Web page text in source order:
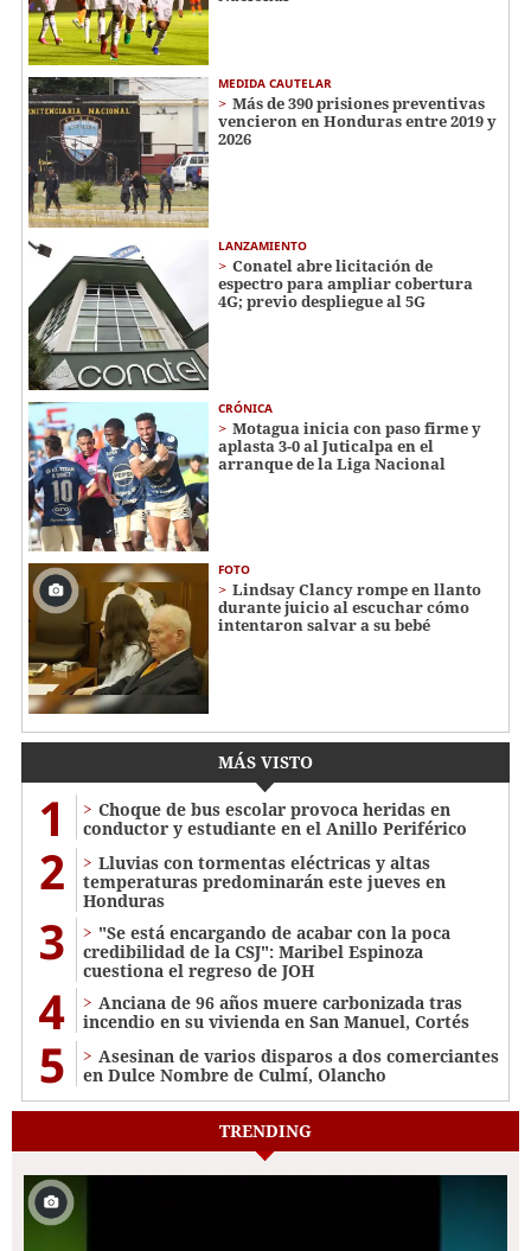
MEDIDA CAUTELAR
Más de 390 prisiones preventivas
vencieron en Honduras entre 2019 y
2026
LANZAMIENTO
Conatel abre licitación de
espectro para ampliar cobertura
4G; previo despliegue al 5G
CRÓNICA
Motagua inicia con paso firme y
aplasta 3-0 al Juticalpa en el
arranque de la Liga Nacional
FOTO
Lindsay Clancy rompe en llanto
durante juicio al escuchar cómo
intentaron salvar a su bebé
MÁS VISTO
1
Choque de bus escolar provoca heridas en
conductor y estudiante en el Anillo Periférico
2
Lluvias con tormentas eléctricas y altas
temperaturas predominarán este jueves en
Honduras
3
"Se está encargando de acabar con la poca
credibilidad de la CSJ": Maribel Espinoza
cuestiona el regreso de JOH
4
Anciana de 96 años muere carbonizada tras
incendio en su vivienda en San Manuel, Cortés
5
Asesinan de varios disparos a dos comerciantes
en Dulce Nombre de Culmí, Olancho
TRENDING